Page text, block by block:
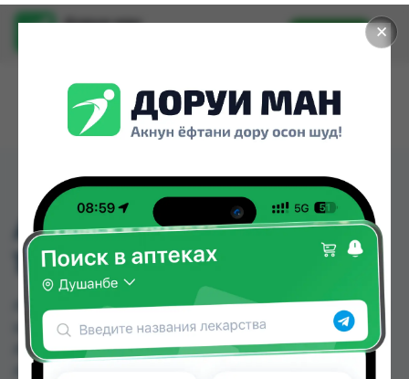
✕
Доруи ман
Установить
АРГУМЕЛ ШАМПУНЬ
100 МЛ
АРГУМЕЛ ШАМПУНЬ 100 МЛ можно купить или
заказать в аптеках, Саховати Истаравшан,
Абубакри Карим, Авита, Авиценна, АЗИЗ ВАКО ,